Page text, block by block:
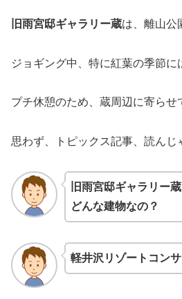
旧雨宮邸ギャラリー蔵は、離山公
ジョギング中、特に紅葉の季節に
プチ休憩のため、蔵周辺に寄らせ
思わず、トピックス記事、読んじ
旧雨宮邸ギャラリー蔵
どんな建物なの？
軽井沢リゾートコン